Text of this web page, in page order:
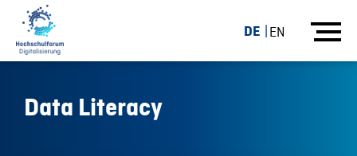
DE EN
Data Literacy